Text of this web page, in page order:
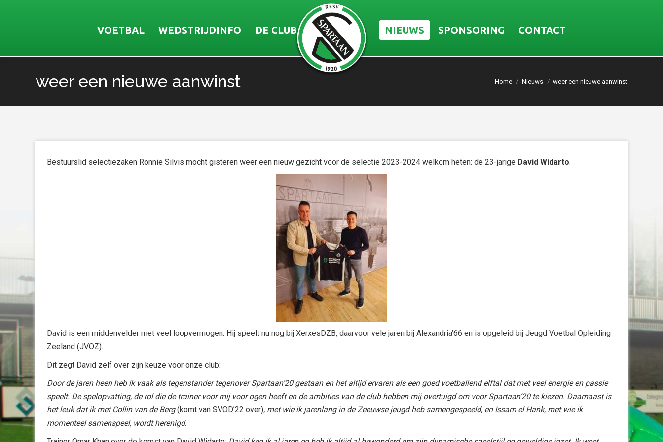
VOETBAL WEDSTRIJDINFO DE CLUB NIEUWS SPONSORING CONTACT
weer een nieuwe aanwinst
Je bent hier: Home Nieuws weer een nieuwe aanwinst
Bestuurslid selectiezaken Ronnie Silvis mocht gisteren weer een nieuw gezicht voor de selectie 2023-2024 welkom heten: de 23-jarige David Widarto.
David is een middenvelder met veel loopvermogen. Hij speelt nu nog bij XerxesDZB, daarvoor vele jaren bij Alexandria’66 en is opgeleid bij Jeugd Voetbal Opleiding
Zeeland (JVOZ).
Dit zegt David zelf over zijn keuze voor onze club:
Door de jaren heen heb ik vaak als tegenstander tegenover Spartaan’20 gestaan en het altijd ervaren als een goed voetballend elftal dat met veel energie en passie
speelt. De spelopvatting, de rol die de trainer voor mij voor ogen heeft en de ambities van de club hebben mij overtuigd om voor Spartaan’20 te kiezen. Daarnaast is
het leuk dat ik met Collin van de Berg(komt van SVOD’22 over), met wie ik jarenlang in de Zeeuwse jeugd heb samengespeeld, en Issam el Hank, met wie ik
momenteel samenspeel, wordt herenigd.